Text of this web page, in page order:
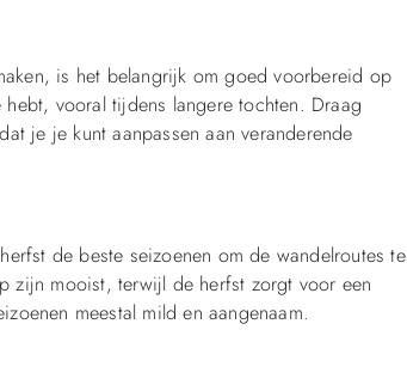
is het belangrijk om goed voorbereid op
vooral tijdens langere tochten. Draag
je je kunt aanpassen aan veranderende
de beste seizoenen om de wandelroutes te
zijn mooist, terwijl de herfst zorgt voor een
meestal mild en aangenaam.